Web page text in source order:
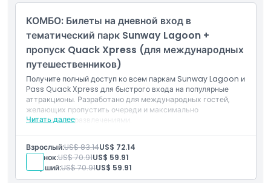
КОМБО: Билеты на дневной вход в
тематический парк Sunway Lagoon +
пропуск Quack Xpress (для международных
путешественников)
Получите полный доступ ко всем паркам Sunway Lagoon и
Pass Quack Xpress для быстрого входа на популярные
аттракционы. Разработано для международных гостей,
желающих пропустить очереди и максимально
насладиться развлечениями.
Читать далее
Доступ ко всем паркам + пропуск очередей с Quack
Xpress.
Для международных путешественников.
Взрослый:US$ 83.14US$ 72.14
Ребенок:US$ 70.91US$ 59.91
Старший:US$ 70.91US$ 59.91